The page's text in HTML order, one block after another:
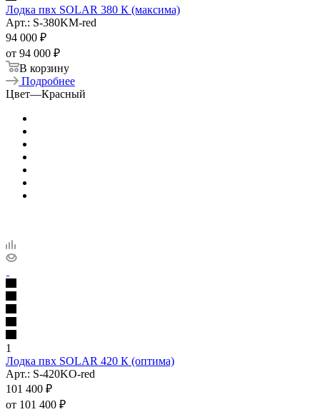
Лодка пвх SOLAR 380 К (максима)
Арт.: S-380KM-red
94 000 ₽
от 94 000 ₽
В корзину
Подробнее
Цвет—Красный
1
Лодка пвх SOLAR 420 К (оптима)
Арт.: S-420KO-red
101 400 ₽
от 101 400 ₽